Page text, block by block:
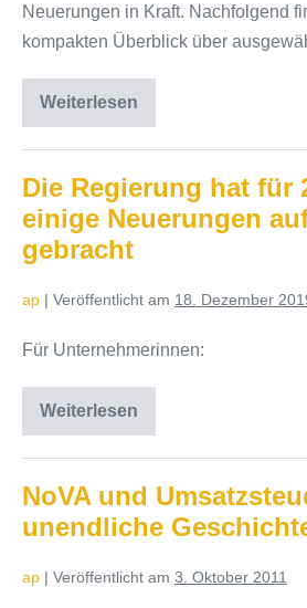
Neuerungen in Kraft. Nachfolgend
kompakten Überblick über
WeiterlesenBudgetbegleitgesetz
2025
Änderungen
ab
1.
Juli
2025
Die Regierung hat für
einige Neuerungen
gebracht
ap | Veröffentlicht am 18. Dezember
Für Unternehmerinnen:
Weiterlesen
Die
Regierung
2020
noch
einige
Neuerungen
den
NoVA und
unendliche
ap | Veröffentlicht am 3. Oktober 2011